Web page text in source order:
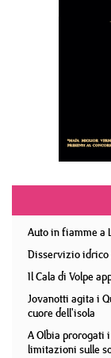
Auto in fiamme a
Disservizio idrico
Il Cala di Volpe
Jovanotti agita i
cuore dell'isola
A Olbia prorogati
limitazioni sulle